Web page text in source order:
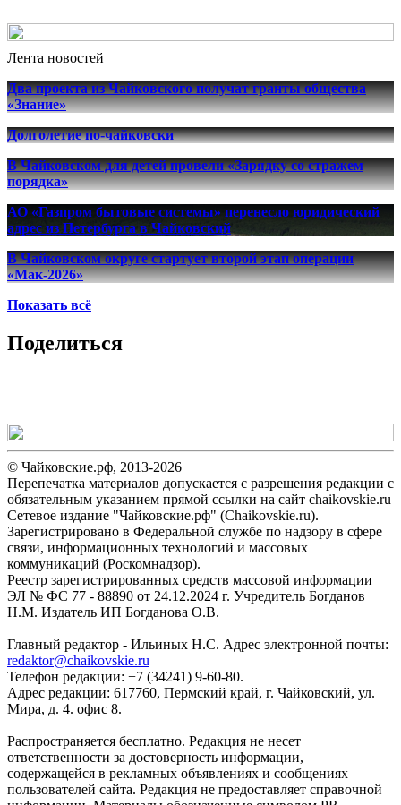
Лента новостей
Два проекта из Чайковского получат гранты общества
«Знание»
Долголетие по-чайковски
В Чайковском для детей провели «Зарядку со стражем
порядка»
АО «Газпром бытовые системы» перенесло юридический
адрес из Петербурга в Чайковский
В Чайковском округе стартует второй этап операции
«Мак-2026»
Показать всё
Поделиться
© Чайковские.рф, 2013-2026
Перепечатка материалов допускается с разрешения редакции с
обязательным указанием прямой ссылки на сайт chaikovskie.ru
Сетевое издание "Чайковские.рф" (Chaikovskie.ru).
Зарегистрировано в Федеральной службе по надзору в сфере
связи, информационных технологий и массовых
коммуникаций (Роскомнадзор).
Реестр зарегистрированных средств массовой информации
ЭЛ № ФС 77 - 88890 от 24.12.2024 г. Учредитель Богданов
Н.М. Издатель ИП Богданова О.В.
Главный редактор - Ильиных Н.С. Адрес электронной почты:
redaktor@chaikovskie.ru
Телефон редакции: +7 (34241) 9-60-80.
Адрес редакции: 617760, Пермский край, г. Чайковский, ул.
Мира, д. 4. офис 8.
Распространяется бесплатно. Редакция не несет
ответственности за достоверность информации,
содержащейся в рекламных объявлениях и сообщениях
пользователей сайта. Редакция не предоставляет справочной